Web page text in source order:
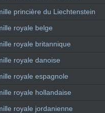
princière du Liechtenstein
royale belge
royale britannique
royale danoise
royale espagnole
royale hollandaise
royale jordanienne